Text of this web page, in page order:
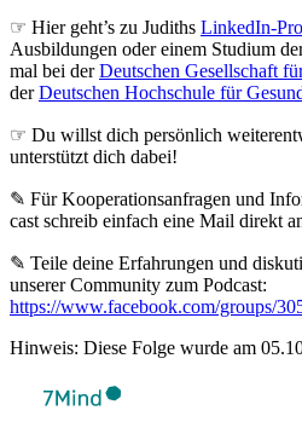
☞ Hier geht’s zu Judiths LinkedIn-
Ausbildungen oder einem Studium
mal bei derDeutschen Gesellschaft
derDeutschen Hochschule für
☞ Du willst dich persönlich
unterstützt dich dabei!
✎ Für Koope­ra­ti­ons­an­fra­gen und
cast schreib ein­fach eine Mail direkt
✎ Teile deine Erfahrungen und
unserer Community zum Podcast:
https://www.facebook.com/groups/
Hinweis: Diese Folge wurde am